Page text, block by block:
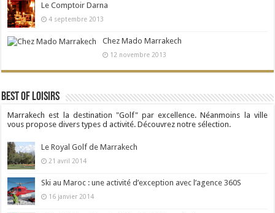
Le Comptoir Darna
4 septembre 2013
Chez Mado Marrakech
12 novembre 2013
Best Of Loisirs
Marrakech est la destination "Golf" par excellence. Néanmoins la ville
vous propose divers types d activité. Découvrez notre sélection.
Le Royal Golf de Marrakech
21 avril 2014
Ski au Maroc : une activité d’exception avec l’agence 360S
16 janvier 2014